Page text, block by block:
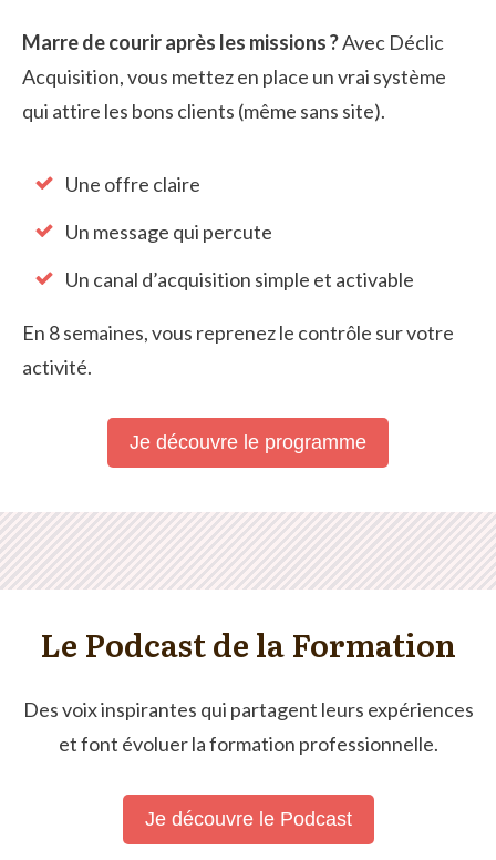
Marre de courir après les missions ?Avec Déclic
Acquisition, vous mettez en place un vrai système
qui attire les bons clients (même sans site).
Une offre claire
Un message qui percute
Un canal d’acquisition simple et activable
En 8 semaines, vous reprenez le contrôle sur votre
activité.
Je découvre le programme
Le Podcast de la Formation
Des voix inspirantes qui partagent leurs expériences
et font évoluer la formation professionnelle.
Je découvre le Podcast